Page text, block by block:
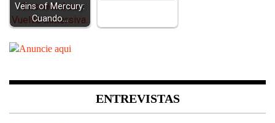
Veins of Mercury:
Cuando…
ENTREVISTAS